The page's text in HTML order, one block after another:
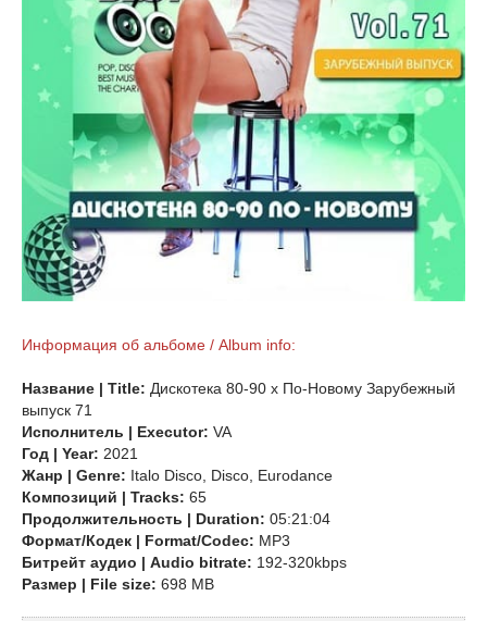
Информация об альбоме / Album info:
Название | Title: Дискотека 80-90 х По-Новому Зарубежный
выпуск 71
Исполнитель | Executor: VA
Год | Year: 2021
Жанр | Genre: Italo Disco, Disco, Eurodance
Композиций | Tracks: 65
Продолжительность | Duration: 05:21:04
Формат/Кодек | Format/Codec: MP3
Битрейт аудио | Audio bitrate: 192-320kbps
Размер | File size: 698 MB